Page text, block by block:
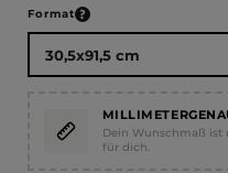
Formatauswählen
Dein Wunschmaß ist
für dich.